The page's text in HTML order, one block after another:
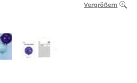
Vergrößern